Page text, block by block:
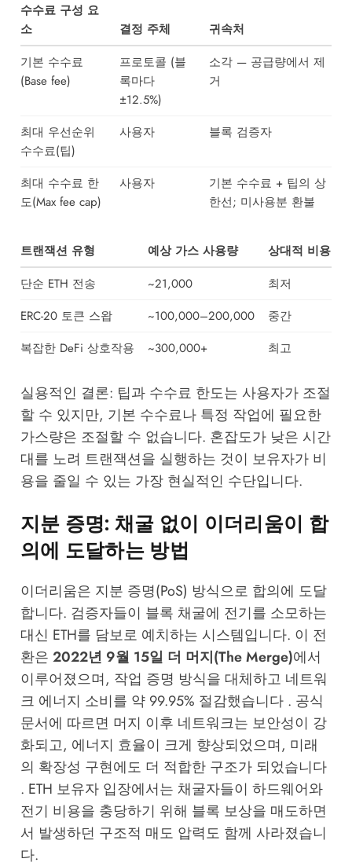
수수료 구성 요
소
결정 주체
귀속처
기본 수수료
(Base fee)
프로토콜 (블
록마다
±12.5%)
소각 — 공급량에서 제
거
최대 우선순위
수수료(팁)
사용자 블록 검증자
최대 수수료 한
도(Max fee cap)
사용자
기본 수수료 + 팁의 상
한선; 미사용분 환불
트랜잭션 유형 예상 가스 사용량
상대적 비용
단순 ETH 전송
~21,000
최저
ERC-20 토큰 스왑
~100,000–200,000
중간
복잡한 DeFi 상호작용
~300,000+ 최고
실용적인 결론: 팁과 수수료 한도는 사용자가 조절
할 수 있지만, 기본 수수료나 특정 작업에 필요한
가스량은 조절할 수 없습니다. 혼잡도가 낮은 시간
대를 노려 트랜잭션을 실행하는 것이 보유자가 비
용을 줄일 수 있는 가장 현실적인 수단입니다.
지분 증명: 채굴 없이 이더리움이 합
의에 도달하는 방법
이더리움은 지분 증명(PoS) 방식으로 합의에 도달
합니다. 검증자들이 블록 채굴에 전기를 소모하는
대신 ETH를 담보로 예치하는 시스템입니다. 이 전
환은 2022년 9월 15일 더 머지(The Merge)에서
이루어졌으며, 작업 증명 방식을 대체하고 네트워
크 에너지 소비를 약 99.95% 절감했습니다 . 공식
문서에 따르면 머지 이후 네트워크는 보안성이 강
화되고, 에너지 효율이 크게 향상되었으며, 미래
의 확장성 구현에도 더 적합한 구조가 되었습니다
. ETH 보유자 입장에서는 채굴자들이 하드웨어와
전기 비용을 충당하기 위해 블록 보상을 매도하면
서 발생하던 구조적 매도 압력도 함께 사라졌습니
다.